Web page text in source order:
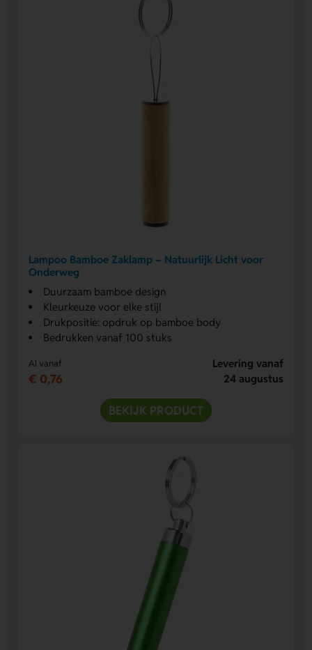
Lampoo Bamboe Zaklamp – Natuurlijk Licht voor
Onderweg
Duurzaam bamboe design
Kleurkeuze voor elke stijl
Drukpositie: opdruk op bamboe body
Bedrukken vanaf 100 stuks
Al vanaf
€ 0,76
Levering vanaf
24 augustus
BEKIJK PRODUCT